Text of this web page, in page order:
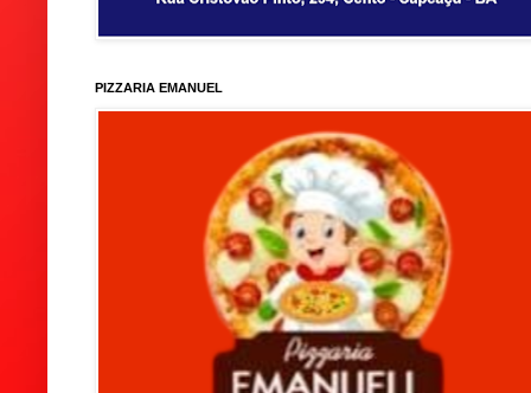
PIZZARIA EMANUEL